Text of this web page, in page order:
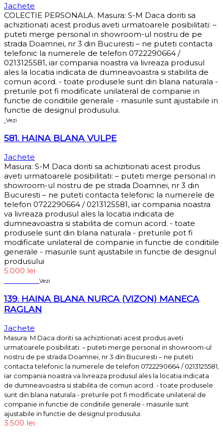
Jachete
COLECTIE PERSONALA. Masura: S-M Daca doriti sa
achizitionati acest produs aveti urmatoarele posibilitati: –
puteti merge personal in showroom-ul nostru de pe
strada Doamnei, nr 3 din Bucuresti – ne puteti contacta
telefonic la numerele de telefon 0722290664 /
0213125581, iar compania noastra va livreaza produsul
ales la locatia indicata de dumneavoastra si stabilita de
comun acord. - toate produsele sunt din blana naturala -
preturile pot fi modificate unilateral de companie in
functie de conditiile generale - masurile sunt ajustabile in
functie de designul produsului.
Vezi
581. HAINA BLANA VULPE
Jachete
Masura: S-M Daca doriti sa achizitionati acest produs
aveti urmatoarele posibilitati: – puteti merge personal in
showroom-ul nostru de pe strada Doamnei, nr 3 din
Bucuresti – ne puteti contacta telefonic la numerele de
telefon 0722290664 / 0213125581, iar compania noastra
va livreaza produsul ales la locatia indicata de
dumneavoastra si stabilita de comun acord. - toate
produsele sunt din blana naturala - preturile pot fi
modificate unilateral de companie in functie de conditiile
generale - masurile sunt ajustabile in functie de designul
produsului
5.000 lei
Vezi
139. HAINA BLANA NURCA (VIZON) MANECA
RAGLAN
Jachete
Masura: M Daca doriti sa achizitionati acest produs aveti
urmatoarele posibilitati: – puteti merge personal in showroom-ul
nostru de pe strada Doamnei, nr 3 din Bucuresti – ne puteti
contacta telefonic la numerele de telefon 0722290664 / 0213125581,
iar compania noastra va livreaza produsul ales la locatia indicata
de dumneavoastra si stabilita de comun acord. - toate produsele
sunt din blana naturala - preturile pot fi modificate unilateral de
companie in functie de conditiile generale - masurile sunt
ajustabile in functie de designul produsului.
3.500 lei